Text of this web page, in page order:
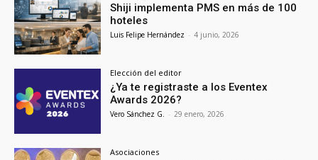
Shiji implementa PMS en más de 100
hoteles
Luis Felipe Hernández - 4 junio, 2026
Elección del editor
¿Ya te registraste a los Eventex
Awards 2026?
Vero Sánchez G. - 29 enero, 2026
Asociaciones